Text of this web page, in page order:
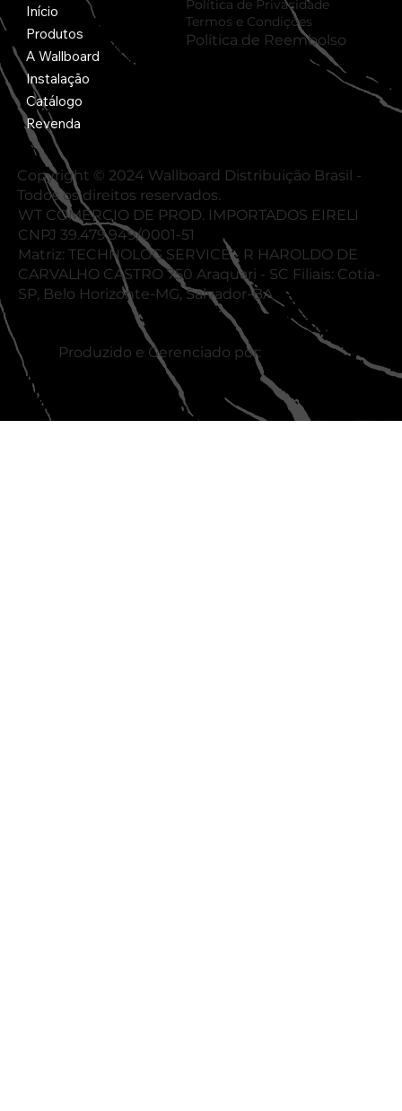
Produzido e Gerenciado por:
Política de Privacidade
Termos e Condições
Política de Reembolso
Início
Produtos
A Wallboard
Instalação
Catálogo
Revenda
Copyright © 2024 Wallboard Distribuição Brasil -
Todos os direitos reservados.
WT COMERCIO DE PROD. IMPORTADOS EIRELI
CNPJ 39.479.949/0001-51
Matriz: TECHNOLOG SERVICE - R HAROLDO DE
CARVALHO CASTRO 750 Araquari - SC Filiais: Cotia-
SP, Belo Horizonte-MG, Salvador-BA